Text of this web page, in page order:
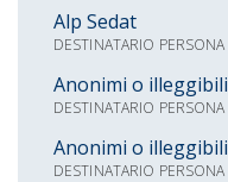
Alp Sedat
DESTINATARIO PERSONA
Anonimi o illeggibili
DESTINATARIO PERSONA
Anonimi o illeggibili
DESTINATARIO PERSONA